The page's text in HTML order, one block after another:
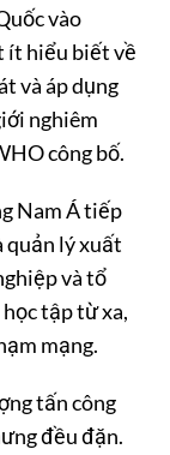
vào
ít hiểu biết về
và áp dụng
nghiêm
công bố.
Nam Á tiếp
quản lý xuất
và tổ
tập từ xa,
mạng.
tấn công
đều đặn.